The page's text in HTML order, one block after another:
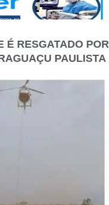
É RESGATADO POR
PAULISTA